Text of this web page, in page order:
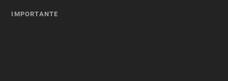
IMPORTANTE